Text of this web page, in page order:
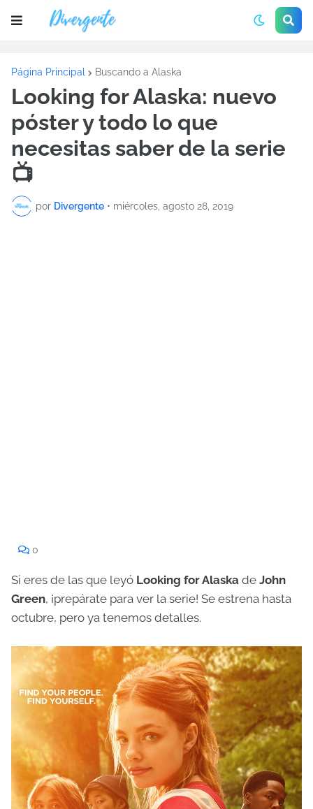
Página Principal Buscando a Alaska
Looking for Alaska: nuevo
póster y todo lo que
necesitas saber de la serie
📺
por Divergente • miércoles, agosto 28, 2019
0
Si eres de las que leyó Looking for Alaska de John
Green, ¡prepárate para ver la serie! Se estrena hasta
octubre, pero ya tenemos detalles.